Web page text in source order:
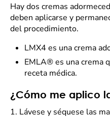
Hay dos cremas
deben aplicarse y
del procedimiento.
LMX4 es una crema
EMLA® es una crema
receta médica.
¿Cómo me aplico
1. Lávese y séquese las